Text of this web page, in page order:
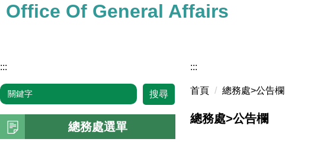
區
Office Of General Affairs
:::
搜尋
總務處選單
:::
首頁 總務處>公告欄
總務處>公告欄